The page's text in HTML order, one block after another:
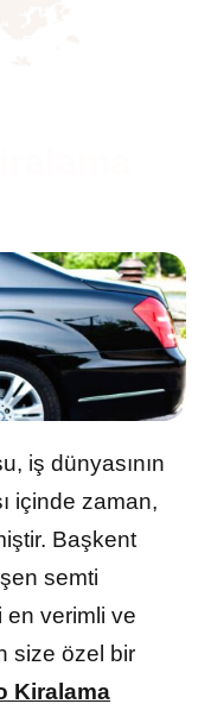
iş dünyasının
içinde zaman,
Başkent
semti
en verimli ve
size özel bir
Kiralama